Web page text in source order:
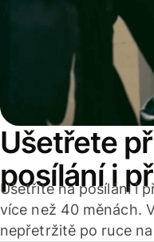
Ušetřete
posílání i
Ušetříte na posílání i
více než 40 měnách.
nepřetržitě po ruce